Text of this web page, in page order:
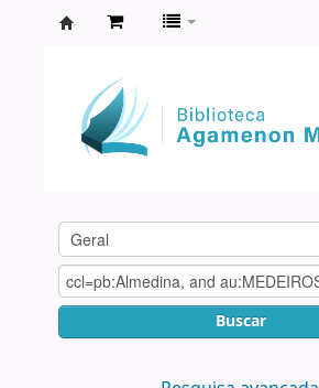
Agamenon
Magalhães
Buscar